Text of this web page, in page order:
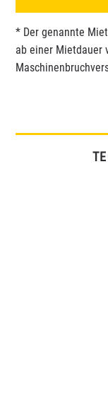
* Der genannte
ab einer Mietdauer